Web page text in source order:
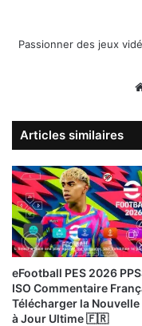
Passionner des jeux
Articles similaires
eFootball PES 2026
ISO Commentaire
Télécharger la
à Jour Ultime 🇫🇷